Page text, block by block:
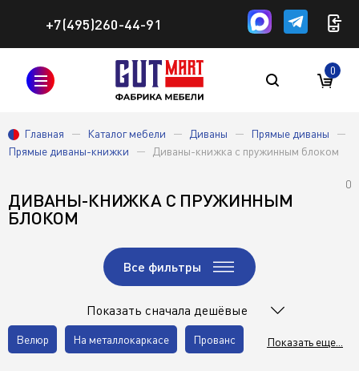
+7(495)260-44-91
0
Главная Каталог мебели Диваны
Прямые диваны
Прямые диваны-книжки
Диваны-книжка с пружинным блоком
ДИВАНЫ-КНИЖКА С ПРУЖИННЫМ
БЛОКОМ
0
Все фильтры
Показать сначала дешёвые
Показать еще...
Велюр На металлокаркасе Прованс